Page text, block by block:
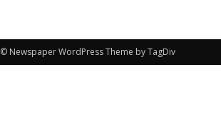
© Newspaper WordPress Theme by TagDiv